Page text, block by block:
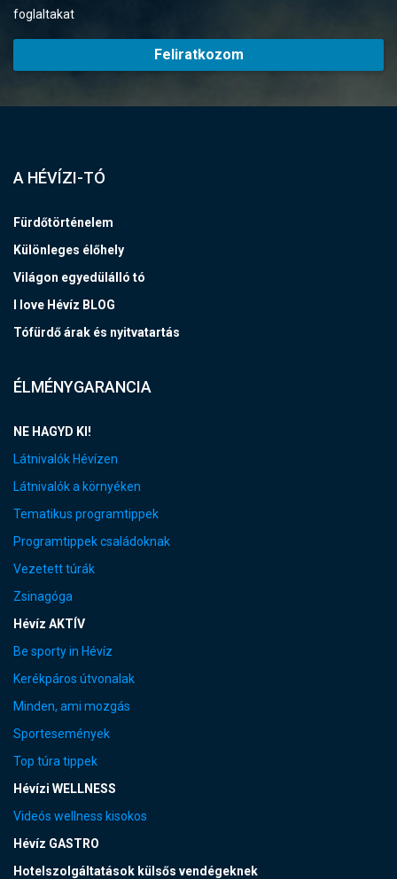
foglaltakat
Feliratkozom
A HÉVÍZI-TÓ
Fürdőtörténelem
Különleges élőhely
Világon egyedülálló tó
I love Hévíz BLOG
Tófürdő árak és nyitvatartás
ÉLMÉNYGARANCIA
NE HAGYD KI!
Látnivalók Hévízen
Látnivalók a környéken
Tematikus programtippek
Programtippek családoknak
Vezetett túrák
Zsinagóga
Hévíz AKTÍV
Be sporty in Hévíz
Kerékpáros útvonalak
Minden, ami mozgás
Sportesemények
Top túra tippek
Hévízi WELLNESS
Videós wellness kisokos
Hévíz GASTRO
Hotelszolgáltatások külsős vendégeknek